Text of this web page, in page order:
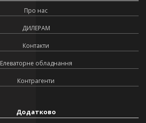
Про нас
ДИЛЕРАМ
Контакти
Елеваторне обладнання
Контрагенти
Додатково